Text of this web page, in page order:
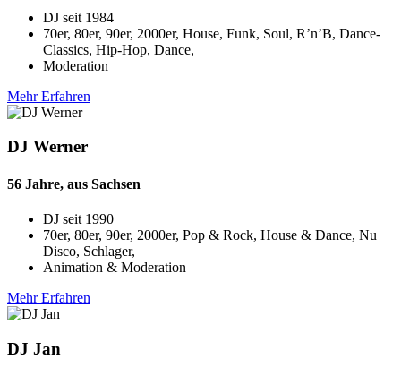
DJ seit 1984
70er, 80er, 90er, 2000er, House, Funk, Soul, R’n’B, Dance-
Classics, Hip-Hop, Dance,
Moderation
Mehr Erfahren
DJ Werner
56 Jahre, aus Sachsen
DJ seit 1990
70er, 80er, 90er, 2000er, Pop & Rock, House & Dance, Nu
Disco, Schlager,
Animation & Moderation
Mehr Erfahren
DJ Jan